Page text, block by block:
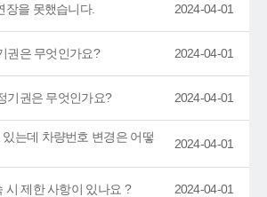
장을 못했습니다. 2024-04-01
권은 무엇인가요? 2024-04-01
기권은 무엇인가요? 2024-04-01
는데 차량번호 변경은 어떻
2024-04-01
시 제한 사항이 있나요 ? 2024-04-01